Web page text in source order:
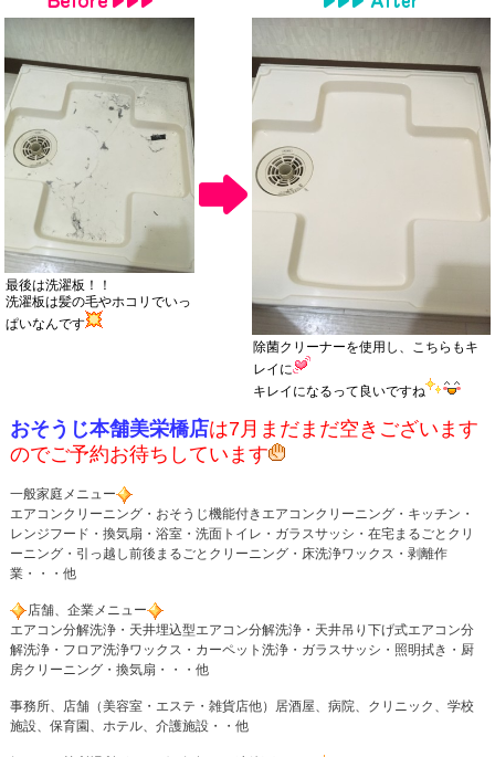
最後は洗濯板！！
洗濯板は髪の毛やホコリでいっ
ぱいなんです
除菌クリーナーを使用し、こちらもキ
レイに
キレイになるって良いですね
おそうじ本舗美栄橋店は7月まだまだ空きございます
のでご予約お待ちしています
一般家庭メニュー
エアコンクリーニング・おそうじ機能付きエアコンクリーニング・キッチン・
レンジフード・換気扇・浴室・洗面トイレ・ガラスサッシ・在宅まるごとクリ
ーニング・引っ越し前後まるごとクリーニング・床洗浄ワックス・剥離作
業・・・他
店舗、企業メニュー
エアコン分解洗浄・天井埋込型エアコン分解洗浄・天井吊り下げ式エアコン分
解洗浄・フロア洗浄ワックス・カーペット洗浄・ガラスサッシ・照明拭き・厨
房クリーニング・換気扇・・・他
事務所、店舗（美容室・エステ・雑貨店他）居酒屋、病院、クリニック、学校
施設、保育園、ホテル、介護施設・・他